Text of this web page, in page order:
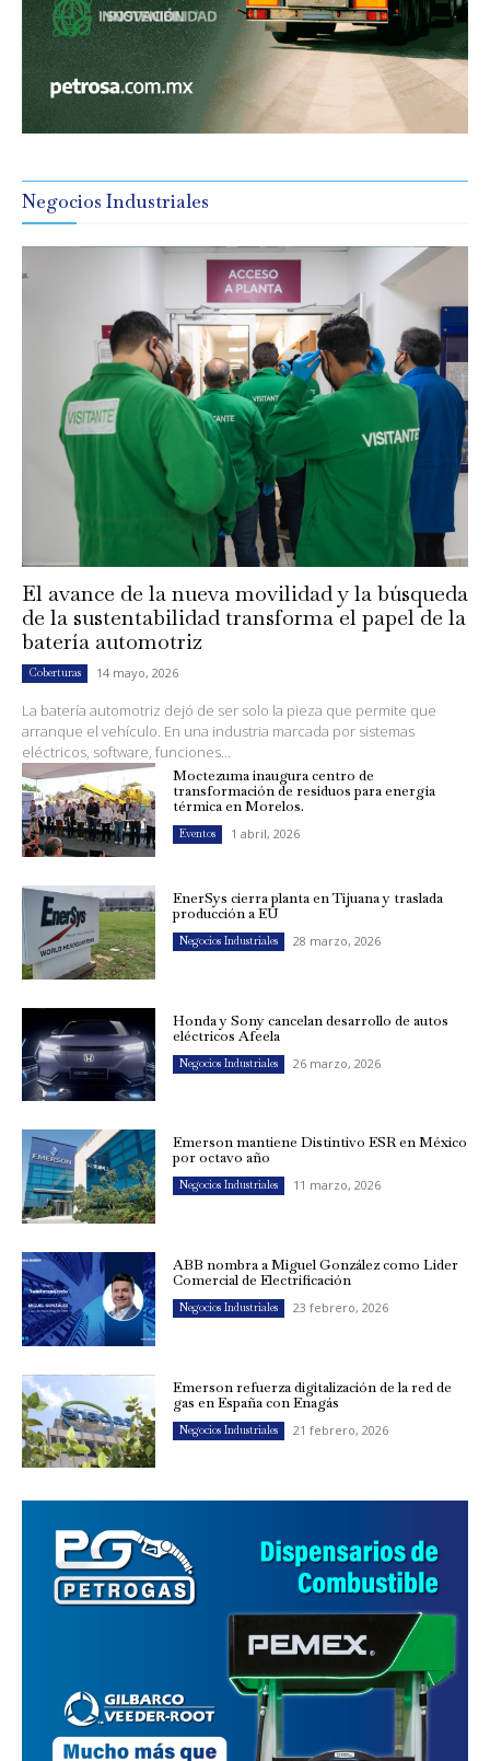
Negocios Industriales
El avance de la nueva movilidad y la búsqueda
de la sustentabilidad transforma el papel de la
batería automotriz
Coberturas 14 mayo, 2026
La batería automotriz dejó de ser solo la pieza que permite que
arranque el vehículo. En una industria marcada por sistemas
eléctricos, software, funciones...
Moctezuma inaugura centro de
transformación de residuos para energía
térmica en Morelos.
Eventos 1 abril, 2026
EnerSys cierra planta en Tijuana y traslada
producción a EU
Negocios Industriales 28 marzo, 2026
Honda y Sony cancelan desarrollo de autos
eléctricos Afeela
Negocios Industriales 26 marzo, 2026
Emerson mantiene Distintivo ESR en México
por octavo año
Negocios Industriales 11 marzo, 2026
ABB nombra a Miguel González como Líder
Comercial de Electrificación
Negocios Industriales 23 febrero, 2026
Emerson refuerza digitalización de la red de
gas en España con Enagás
Negocios Industriales 21 febrero, 2026